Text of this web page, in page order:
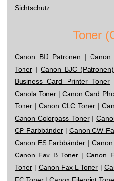
Sichtschutz
Toner
Canon BIJ Patronen |Canon
Toner |Canon BJC (Patronen)
Business Card Printer Toner
Canola Toner |Canon Card
Toner |Canon CLC Toner|
Canon Colorpass Toner|
CP Farbbänder| Canon CW
Canon ES Farbbänder |
Canon Fax B Toner|Canon
Toner | Canon Fax L Toner |